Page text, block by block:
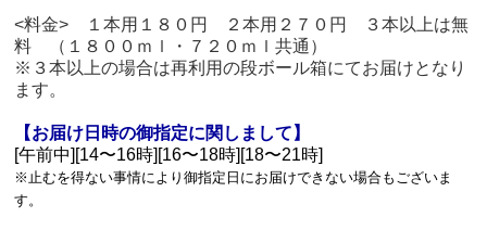
<料金> １本用１８０円 ２本用２７０円 ３本以上は無
料 （１８００ｍｌ・７２０ｍｌ共通）
※３本以上の場合は再利用の段ボール箱にてお届けとなり
ます。
【お届け日時の御指定に関しまして】
[午前中][14〜16時][16〜18時][18〜21時]
※止むを得ない事情により御指定日にお届けできない場合もございま
す。